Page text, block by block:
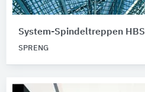
Bauart
Bitte auswählen
System-Spindeltreppen HBS
SPRENG